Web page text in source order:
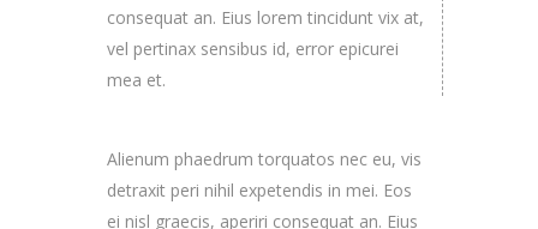
consequat an. Eius lorem tincidunt vix at,
vel pertinax sensibus id, error epicurei
mea et.
Alienum phaedrum torquatos nec eu, vis
detraxit peri nihil expetendis in mei. Eos
ei nisl graecis, aperiri consequat an. Eius